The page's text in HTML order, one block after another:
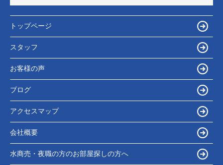
トップページ
スタッフ
お客様の声
ブログ
アクセスマップ
会社概要
水商売・夜職の方のお部屋探しの方へ